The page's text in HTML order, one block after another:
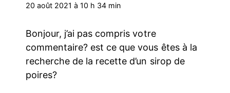
20 août 2021 à 10 h 34 min
Bonjour, j’ai pas compris votre
commentaire? est ce que vous êtes à la
recherche de la recette d’un sirop de
poires?